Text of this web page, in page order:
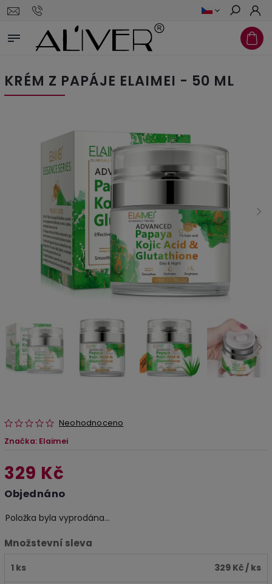
Hledat
KRÉM Z PAPÁJE ELAIMEI - 50 ML
Neohodnoceno
Značka: Elaimei
329 Kč
Objednáno
Položka byla vyprodána…
Množstevní sleva
1 ks 329 Kč / ks